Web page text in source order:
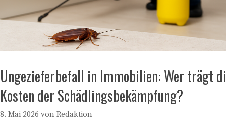
Ungezieferbefall in Immobilien: Wer trägt
Kosten der Schädlingsbekämpfung?
8. Mai 2026 von Redaktion